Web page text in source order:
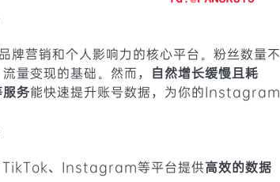
营销和个人影响力的核心平台。粉丝数量不
量变现的基础。然而， 自然增长缓慢且耗
务能快速提升账号数据，为你的Instagram
、Instagram等平台提供高效的数据